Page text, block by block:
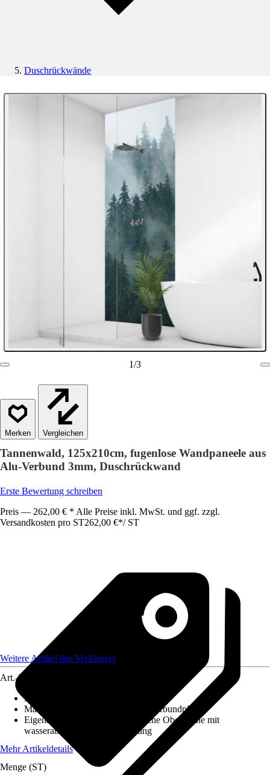
Duschrückwände
1/3
Vergleichen
Tannenwald, 125x210cm, fugenlose Wandpaneele aus
Alu-Verbund 3mm, Duschrückwand
Erste Bewertung schreiben
Preis — 262,00 € * Alle Preise inkl. MwSt. und ggf. zzgl.
Versandkosten pro ST262,00 €*/ ST
Weitere Artikel des Verkäufers
Art.-Nr.
Maße (LxBxS)
Material
Aluminium, Aluminiumverbundplatte
Eigenschaft
Kratzfest, Hygienische Oberfläche mit
wasserabweisender Beschichtung
Mehr Artikeldetails
Menge (ST)